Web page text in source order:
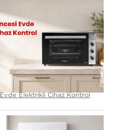
Elektrikli Cihaz Kontrol